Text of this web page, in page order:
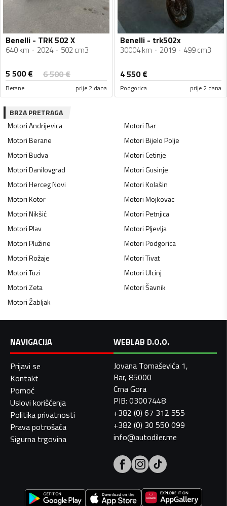
Benelli - TRK 502 X
640 km 2024 502 cm3
5 500€ 6 500€
Berane prije 2 dana
Benelli - trk502x
30004 km 2019 499 cm3
4 550€
Podgorica prije 2 dana
BRZA PRETRAGA
MotoriAndrijevica MotoriBar
MotoriBerane MotoriBijelo Polje
MotoriBudva MotoriCetinje
MotoriDanilovgrad MotoriGusinje
MotoriHerceg Novi MotoriKolašin
MotoriKotor MotoriMojkovac
MotoriNikšić MotoriPetnjica
MotoriPlav MotoriPljevlja
MotoriPlužine MotoriPodgorica
MotoriRožaje MotoriTivat
MotoriTuzi MotoriUlcinj
MotoriZeta MotoriŠavnik
MotoriŽabljak
NAVIGACIJA
Prijavi se
Kontakt
Pomoć
Uslovi korišćenja
Politika privatnosti
Prava potrošača
Sigurna trgovina
WEBLAB D.O.O.
Jovana Tomaševića 1,
Bar, 85000
Crna Gora
PIB: 03007448
+382 (0) 67 312 555
+382 (0) 30 550 099
info@autodiler.me